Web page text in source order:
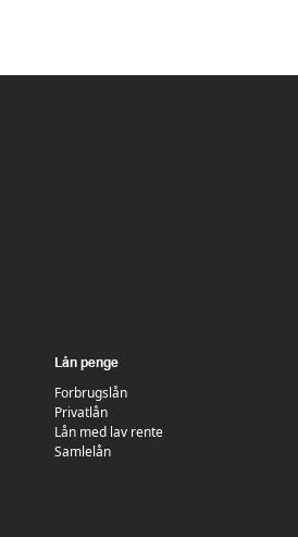
Lån penge
Forbrugslån
Privatlån
Lån med lav rente
Samlelån